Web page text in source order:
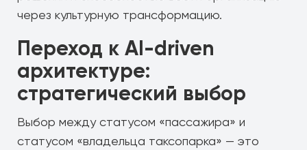
через культурную трансформацию.
Переход к AI-driven
архитектуре:
стратегический выбор
Выбор между статусом «пассажира» и
статусом «владельца таксопарка» — это